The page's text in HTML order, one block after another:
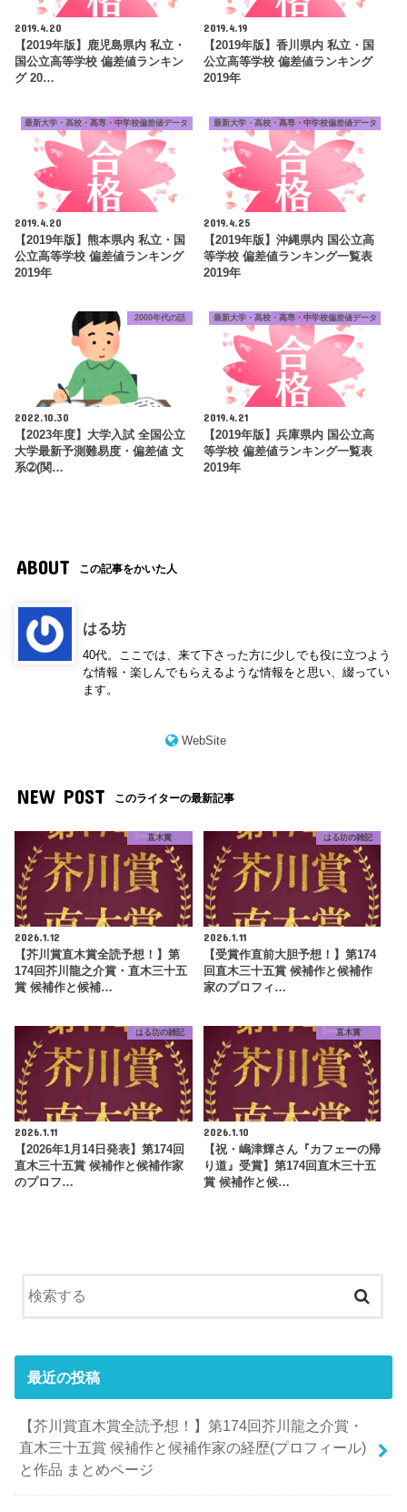
2019.4.20
【2019年版】鹿児島県内 私立・
国公立高等学校 偏差値ランキン
グ 20…
2019.4.19
【2019年版】香川県内 私立・国
公立高等学校 偏差値ランキング
2019年
最新大学・高校・高専・中学校偏差値データ
2019.4.20
【2019年版】熊本県内 私立・国
公立高等学校 偏差値ランキング
2019年
最新大学・高校・高専・中学校偏差値データ
2019.4.25
【2019年版】沖縄県内 国公立高
等学校 偏差値ランキング一覧表
2019年
2000年代の話
2022.10.30
【2023年度】大学入試 全国公立
大学最新予測難易度・偏差値 文
系➁(関…
最新大学・高校・高専・中学校偏差値データ
2019.4.21
【2019年版】兵庫県内 国公立高
等学校 偏差値ランキング一覧表
2019年
ABOUT この記事をかいた人
はる坊
40代。ここでは、来て下さった方に少しでも役に立つよう
な情報・楽しんでもらえるような情報をと思い、綴ってい
ます。
WebSite
NEW POST このライターの最新記事
直木賞
2026.1.12
【芥川賞直木賞全読予想！】第
174回芥川龍之介賞・直木三十五
賞 候補作と候補…
はる坊の雑記
2026.1.11
【受賞作直前大胆予想！】第174
回直木三十五賞 候補作と候補作
家のプロフィ…
はる坊の雑記
2026.1.11
【2026年1月14日発表】第174回
直木三十五賞 候補作と候補作家
のプロフ…
直木賞
2026.1.10
【祝・嶋津輝さん『カフェーの帰
り道』受賞】第174回直木三十五
賞 候補作と候…
最近の投稿
【芥川賞直木賞全読予想！】第174回芥川龍之介賞・
直木三十五賞 候補作と候補作家の経歴(プロフィール)
と作品 まとめページ